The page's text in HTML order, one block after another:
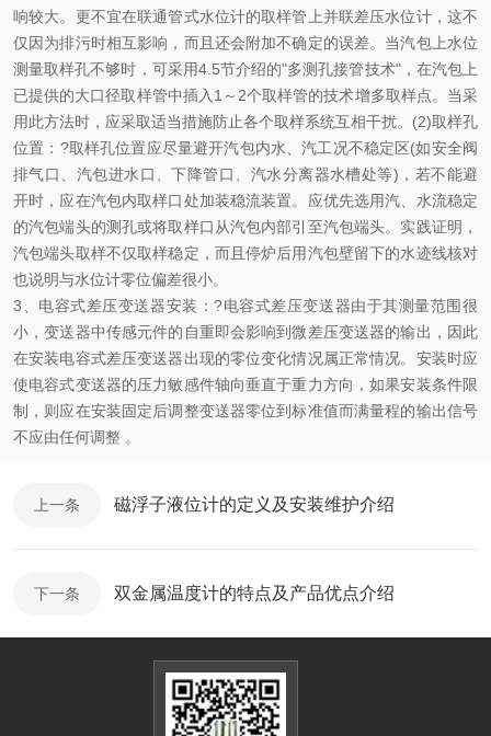
响较大。更不宜在联通管式水位计的取样管上并联差压水位计，这不
仅因为排污时相互影响，而且还会附加不确定的误差。当汽包上水位
测量取样孔不够时，可采用4.5节介绍的"多测孔接管技术"，在汽包上
已提供的大口径取样管中插入1～2个取样管的技术增多取样点。当采
用此方法时，应采取适当措施防止各个取样系统互相干扰。(2)取样孔
位置：?取样孔位置应尽量避开汽包内水、汽工况不稳定区(如安全阀
排气口、汽包进水口、下降管口、汽水分离器水槽处等)，若不能避
开时，应在汽包内取样口处加装稳流装置。应优先选用汽、水流稳定
的汽包端头的测孔或将取样口从汽包内部引至汽包端头。实践证明，
汽包端头取样不仅取样稳定，而且停炉后用汽包壁留下的水迹线核对
也说明与水位计零位偏差很小。
3、电容式差压变送器安装：?电容式差压变送器由于其测量范围很
小，变送器中传感元件的自重即会影响到微差压变送器的输出，因此
在安装电容式差压变送器出现的零位变化情况属正常情况。安装时应
使电容式变送器的压力敏感件轴向垂直于重力方向，如果安装条件限
制，则应在安装固定后调整变送器零位到标准值而满量程的输出信号
不应由任何调整 。
上一条 磁浮子液位计的定义及安装维护介绍
下一条 双金属温度计的特点及产品优点介绍